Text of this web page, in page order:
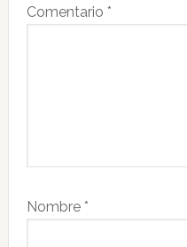
Comentario *
Nombre *